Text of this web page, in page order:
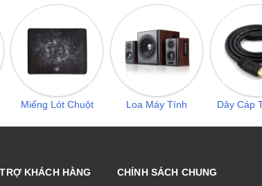
Miếng Lót Chuột Loa Máy Tính Dây Cáp
KHÁCH HÀNG CHÍNH SÁCH CHUNG